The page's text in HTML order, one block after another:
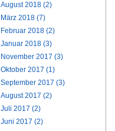
August 2018 (2)
März 2018 (7)
Februar 2018 (2)
Januar 2018 (3)
November 2017 (3)
Oktober 2017 (1)
September 2017 (3)
August 2017 (2)
Juli 2017 (2)
Juni 2017 (2)